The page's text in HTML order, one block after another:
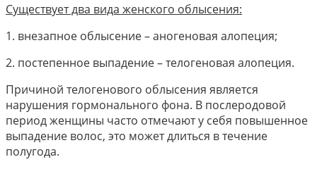
Существует два вида женского облысения:
1. внезапное облысение – аногеновая алопеция;
2. постепенное выпадение – телогеновая алопеция.
Причиной телогенового облысения является
нарушения гормонального фона. В послеродовой
период женщины часто отмечают у себя повышенное
выпадение волос, это может длиться в течение
полугода.